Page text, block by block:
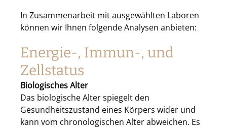
In Zusammenarbeit mit ausgewählten Laboren
können wir Ihnen folgende Analysen anbieten:
Energie-, Immun-, und
Zellstatus
Biologisches Alter
Das biologische Alter spiegelt den
Gesundheitszustand eines Körpers wider und
kann vom chronologischen Alter abweichen. Es